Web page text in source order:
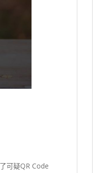
可疑QR Code